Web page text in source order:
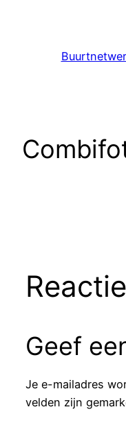
Geef
Je e-mailadres
velden zijn